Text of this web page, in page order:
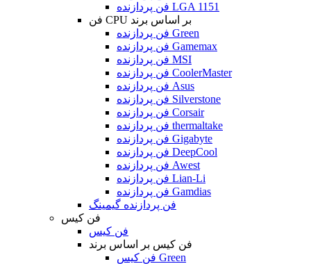
فن پردازنده LGA 1151
فن CPU بر اساس برند
فن پردازنده Green
فن پردازنده Gamemax
فن پردازنده MSI
فن پردازنده CoolerMaster
فن پردازنده Asus
فن پردازنده Silverstone
فن پردازنده Corsair
فن پردازنده thermaltake
فن پردازنده Gigabyte
فن پردازنده DeepCool
فن پردازنده Awest
فن پردازنده Lian-Li
فن پردازنده Gamdias
فن پردازنده گیمینگ
فن کیس
فن کیس
فن کیس بر اساس برند
فن کیس Green